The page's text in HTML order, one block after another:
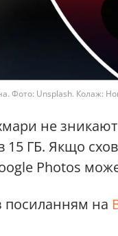
Фото: Unsplash. Колаж:
не
в 15 ГБ. Якщо
Photos
посиланням на